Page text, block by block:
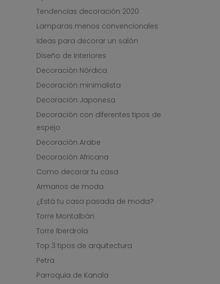
Tendencias decoración 2020
Lamparas menos convencionales
Ideas para decorar un salón
Diseño de Interiores
Decoración Nórdica
Decoración minimalista
Decoración Japonesa
Decoración con diferentes tipos de
espejo
Decoración Arabe
Decoración Africana
Como decorar tu casa
Armarios de moda
¿Está tu casa pasada de moda?
Torre Montalbán
Torre Iberdrola
Top 3 tipos de arquitectura
Petra
Parroquia de Kanala